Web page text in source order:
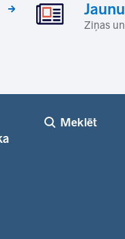
Ziņas
Meklēt